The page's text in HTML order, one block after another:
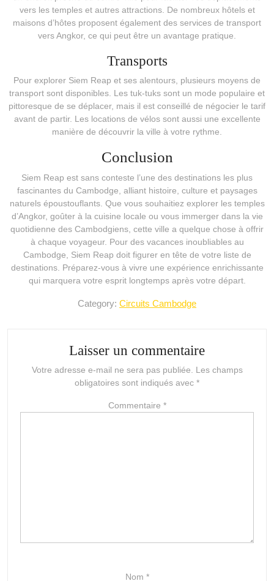
vers les temples et autres attractions. De nombreux hôtels et
maisons d’hôtes proposent également des services de transport
vers Angkor, ce qui peut être un avantage pratique.
Transports
Pour explorer Siem Reap et ses alentours, plusieurs moyens de
transport sont disponibles. Les tuk-tuks sont un mode populaire et
pittoresque de se déplacer, mais il est conseillé de négocier le tarif
avant de partir. Les locations de vélos sont aussi une excellente
manière de découvrir la ville à votre rythme.
Conclusion
Siem Reap est sans conteste l’une des destinations les plus
fascinantes du Cambodge, alliant histoire, culture et paysages
naturels époustouflants. Que vous souhaitiez explorer les temples
d’Angkor, goûter à la cuisine locale ou vous immerger dans la vie
quotidienne des Cambodgiens, cette ville a quelque chose à offrir
à chaque voyageur. Pour des vacances inoubliables au
Cambodge, Siem Reap doit figurer en tête de votre liste de
destinations. Préparez-vous à vivre une expérience enrichissante
qui marquera votre esprit longtemps après votre départ.
Category: Circuits Cambodge
Laisser un commentaire
Votre adresse e-mail ne sera pas publiée.
Les champs
obligatoires sont indiqués avec *
Commentaire *
Nom *